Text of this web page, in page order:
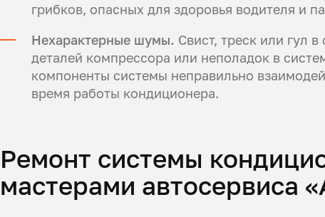
грибков, опасных для здоровья водителя и
Нехарактерные шумы. Свист, треск или гул
деталей компрессора или неполадок в
компоненты системы неправильно
время работы кондиционера.
Ремонт системы
мастерами автосервиса